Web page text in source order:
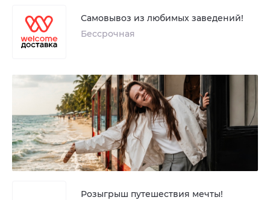
Самовывоз из любимых заведений!
Бессрочная
Розыгрыш путешествия мечты!